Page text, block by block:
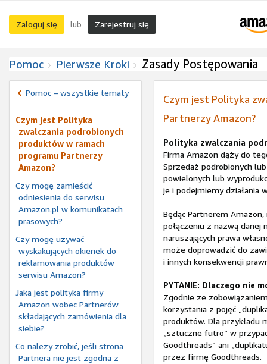
Zaloguj się lub Zarejestruj się
Pomoc Pierwsze Kroki Zasady Postępowania
Pomoc – wszystkie tematy
Czym jest Polityka
zwalczania podrobionych
produktów w ramach
programu Partnerzy
Amazon?
Czy mogę zamieścić
odniesienia do serwisu
Amazon.pl w komunikatach
prasowych?
Czy mogę używać
wyskakujących okienek do
reklamowania produktów
serwisu Amazon?
Jaka jest polityka firmy
Amazon wobec Partnerów
składających zamówienia dla
siebie?
Co należy zrobić, jeśli strona
Partnera nie jest zgodna z
Czym jest Polityka
Partnerzy Amazon?
Polityka zwalczania
Firma Amazon dąży do
Sprzedaż podrobionych
powielonych lub
je i podejmiemy działania
Będąc Partnerem
połączeniu z nazwą
naruszających prawa
może doprowadzić do
i innych konsekwencji
PYTANIE: Dlaczego nie
Zgodnie ze
korzystania z pojęć
produktów. Dla przykładu
„sztuczne futro” w
Goodthreads” ani
przez firmę Goodthreads.